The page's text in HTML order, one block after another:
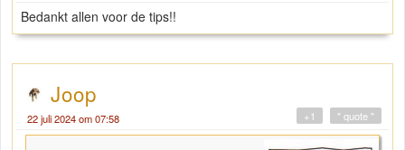
Bedankt allen voor de tips!!
Joop
22 juli 2024 om 07:58 " quote "
+1